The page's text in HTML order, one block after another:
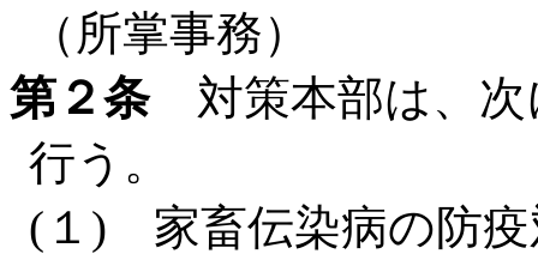
（所掌事務）
第２条対策本部は、次
行う。
(１) 家畜伝染病の防疫